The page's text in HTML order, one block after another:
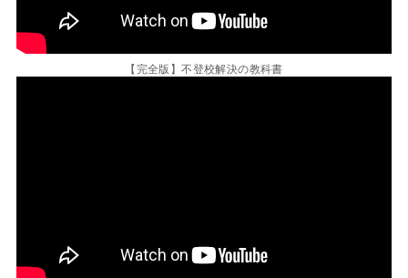
【完全版】不登校解決の教科書